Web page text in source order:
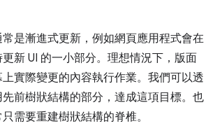
是漸進式更新，例如網頁應用程式會在
新 UI 的一小部分。理想情況下，版面
實際變更的內容執行作業。我們可以透
前樹狀結構的部分，達成這項目標。也
需要重建樹狀結構的脊椎。